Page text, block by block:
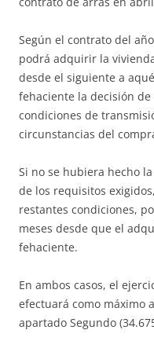
Según el contrato del
podrá adquirir la
desde el siguiente a
fehaciente la decisión
condiciones de
circunstancias del
Si no se hubiera hecho
de los requisitos
restantes condiciones,
meses desde que el
fehaciente.
En ambos casos, el
efectuará como máximo
apartado Segundo